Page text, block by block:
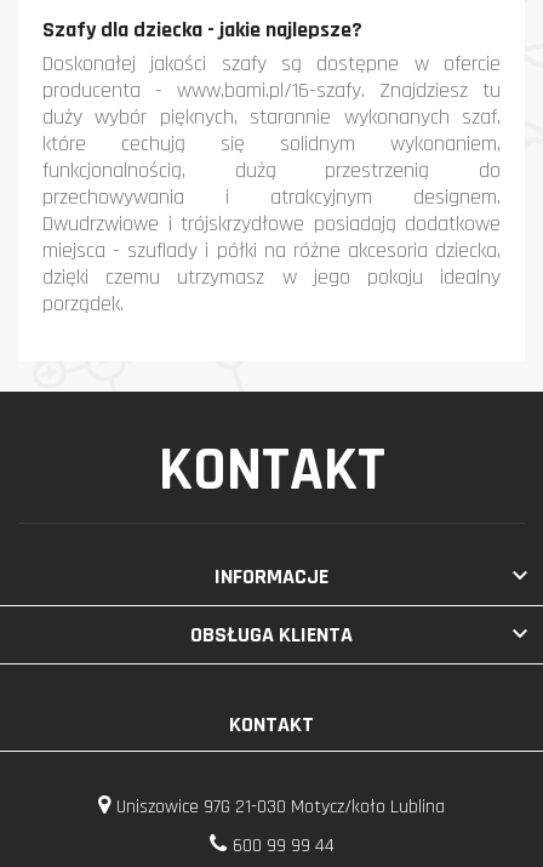
Szafy dla dziecka - jakie najlepsze?
Doskonałej jakości szafy są dostępne w ofercie
producenta - www.bami.pl/16-szafy. Znajdziesz tu
duży wybór pięknych, starannie wykonanych szaf,
które cechują się solidnym wykonaniem,
funkcjonalnością, dużą przestrzenią do
przechowywania i atrakcyjnym designem.
Dwudrzwiowe i trójskrzydłowe posiadają dodatkowe
miejsca - szuflady i półki na różne akcesoria dziecka,
dzięki czemu utrzymasz w jego pokoju idealny
porządek.
KONTAKT
INFORMACJE 
OBSŁUGA KLIENTA 
KONTAKT
Uniszowice 97G 21-030 Motycz/koło Lublina
600 99 99 44